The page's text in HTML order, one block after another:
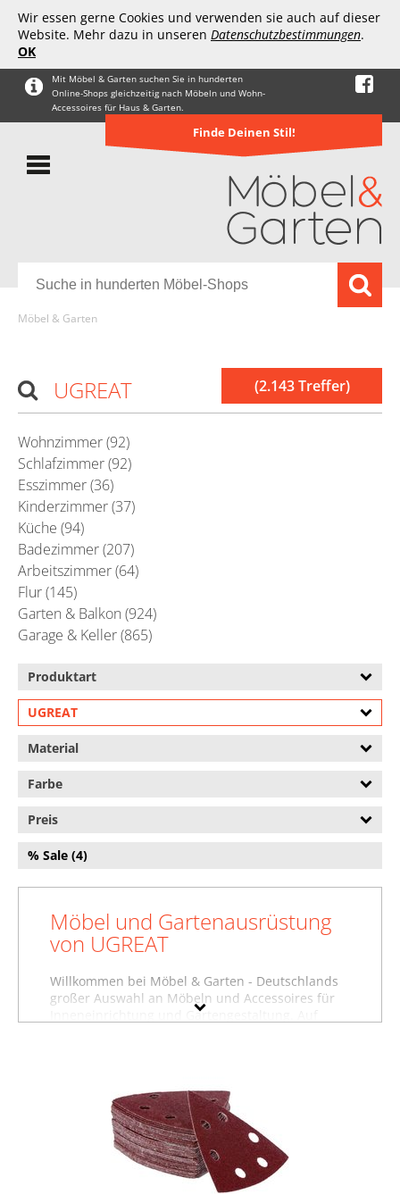
Wir essen gerne Cookies und verwenden sie auch auf dieser
Website. Mehr dazu in unseren Datenschutzbestimmungen.
OK
Mit Möbel & Garten suchen Sie in hunderten
Online-Shops gleichzeitig nach Möbeln und Wohn-
Accessoires für Haus & Garten.
Finde Deinen Stil!
Möbel & Garten
(2.143 Treffer)
UGREAT
Wohnzimmer (92)
Schlafzimmer (92)
Esszimmer (36)
Kinderzimmer (37)
Küche (94)
Badezimmer (207)
Arbeitszimmer (64)
Flur (145)
Garten & Balkon (924)
Garage & Keller (865)
Produktart
UGREAT
Material
Farbe
Preis
% Sale (4)
Möbel und Gartenausrüstung
von UGREAT
Willkommen bei Möbel & Garten - Deutschlands
großer Auswahl an Möbeln und Accessoires für
Inneneinrichtung und Gartengestaltung. Auf
es in einer unserer Möbelfachabteilungen, zum
Beispiel im BereichBaumarktartikel von UGREAT
Betten von UGREAToder in der Abteilung
Garderoben von UGREAT . Nutzen Sie auch die
Filter auf dieser Seite, um gezielt nach Produkten
in bestimmten Farben, Preisbereichen oder nach